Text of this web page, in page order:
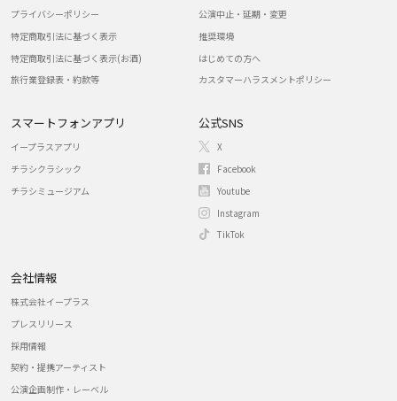
プライバシーポリシー
特定商取引法に基づく表示
特定商取引法に基づく表示(お酒)
旅行業登録表・約款等
公演中止・延期・変更
推奨環境
はじめての方へ
カスタマーハラスメントポリシー
スマートフォンアプリ
イープラスアプリ
チラシクラシック
チラシミュージアム
公式SNS
X
Facebook
Youtube
Instagram
TikTok
会社情報
株式会社イープラス
プレスリリース
採用情報
契約・提携アーティスト
公演企画制作・レーベル